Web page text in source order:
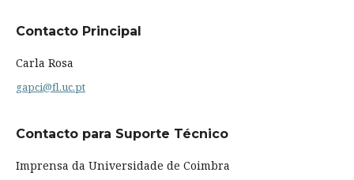
Contacto Principal
Carla Rosa
gapci@fl.uc.pt
Contacto para Suporte Técnico
Imprensa da Universidade de Coimbra